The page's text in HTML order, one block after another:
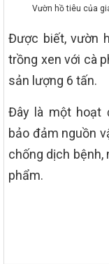
Vườn hồ tiêu của
Được biết, vườn
trồng xen với cà
sản lượng 6 tấn.
Đây là một hoạt
bảo đảm nguồn
chống dịch bệnh,
phẩm.